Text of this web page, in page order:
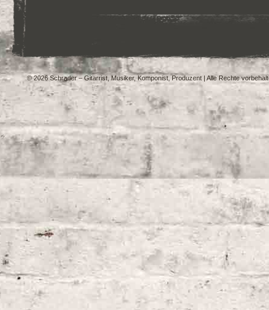
© 2026 Schrader – Gitarrist, Musiker, Komponist, Produzent | Alle Rechte